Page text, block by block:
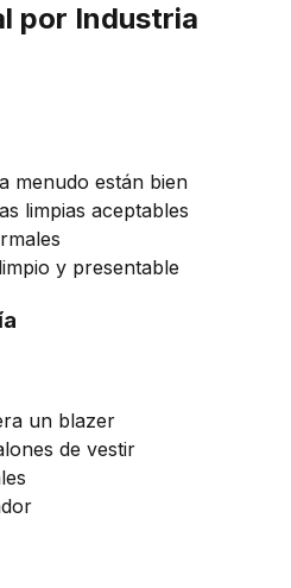
por Industria
menudo están bien
limpias aceptables
y presentable
un blazer
de vestir